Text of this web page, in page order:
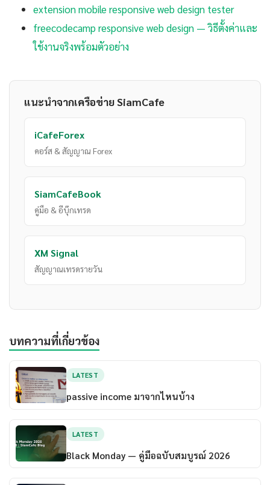
extension mobile responsive web design tester
freecodecamp responsive web design — วิธีตั้งค่าและ
ใช้งานจริงพร้อมตัวอย่าง
แนะนำจากเครือข่าย SiamCafe
iCafeForex
คอร์ส & สัญญาณ Forex
SiamCafeBook
คู่มือ & อีบุ๊กเทรด
XM Signal
สัญญาณเทรดรายวัน
บทความที่เกี่ยวข้อง
LATEST
passive income มาจากไหนบ้าง
LATEST
Black Monday — คู่มือฉบับสมบูรณ์ 2026